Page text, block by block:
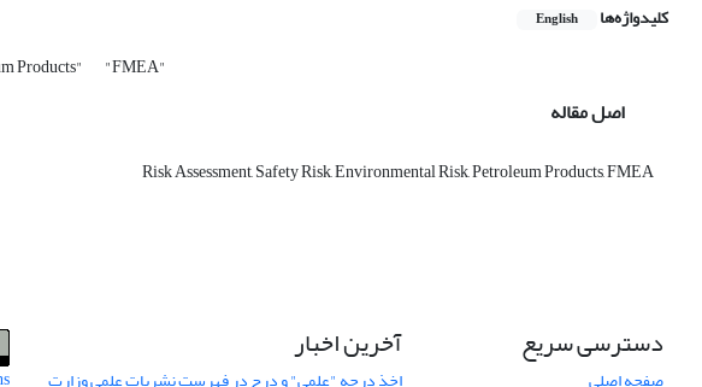
کلیدواژه‌ها English
Products" "FMEA"
اصل مقاله
Risk Assessment, Safety Risk, Environmental Risk, Petroleum Products, FMEA
دسترسی سریع آخرین اخبار